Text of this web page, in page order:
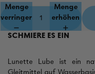
Menge
verringern
Menge
erhöhen
SCHMIERE ES EIN
Lunette Lube ist ein
Gleitmittel auf